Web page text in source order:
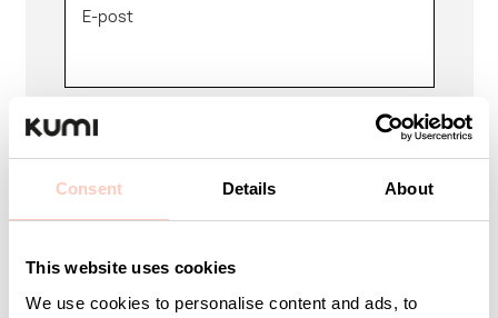
Consent Details About
This website uses cookies
We use cookies to personalise content and ads, to
E-post